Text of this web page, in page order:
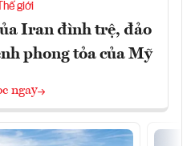
Thế giới
Iran đình trệ, đảo
phong tỏa của Mỹ
ngay